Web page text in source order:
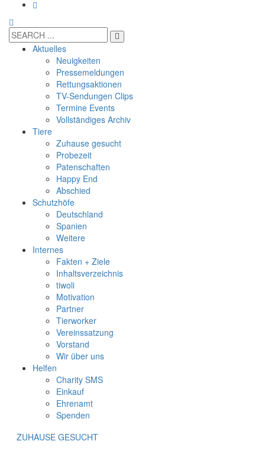
Aktuelles
Neuigkeiten
Pressemeldungen
Rettungsaktionen
TV-Sendungen Clips
Termine Events
Vollständiges Archiv
Tiere
Zuhause gesucht
Probezeit
Patenschaften
Happy End
Abschied
Schutzhöfe
Deutschland
Spanien
Weitere
Internes
Fakten + Ziele
Inhaltsverzeichnis
tiwoli
Motivation
Partner
Tierworker
Vereinssatzung
Vorstand
Wir über uns
Helfen
Charity SMS
Einkauf
Ehrenamt
Spenden
ZUHAUSE GESUCHT